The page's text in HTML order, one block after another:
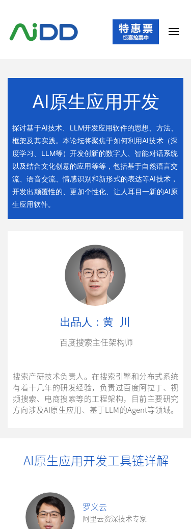
出品人：黄 川
百度搜索主任架构师
搜索产研技术负责人。在搜索引擎和分布式系统
有着十几年的研发经验，负责过百度阿拉丁、视
频搜索、电商搜索等的工程架构，目前主要研究
方向涉及AI原生应用、基于LLM的Agent等领域。
AI原生应用开发
探讨基于AI技术、LLM开发应用软件的思想、方法、
框架及其实践。本论坛将聚焦于如何利用AI技术（深
度学习、LLM等）开发创新的数字人、智能对话系统
以及结合文化创意的应用等等，包括基于自然语言交
流、语音交流、情感识别和新形式的表达等AI技术，
开发出颠覆性的、更加个性化、让人耳目一新的AI原
生应用软件。
罗义云
阿里云资深技术专家
AI原生应用开发工具链详解